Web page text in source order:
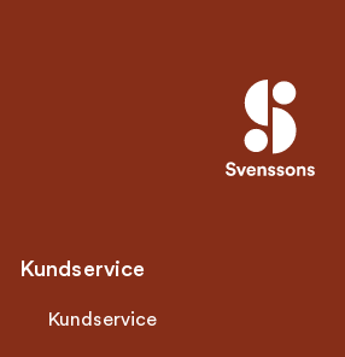
Kundservice
Kundservice